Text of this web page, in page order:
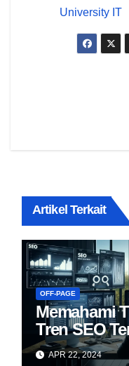
University IT
Artikel Terkait
OFF-PAGE
Memahami
Tren SEO
APR 22, 2024